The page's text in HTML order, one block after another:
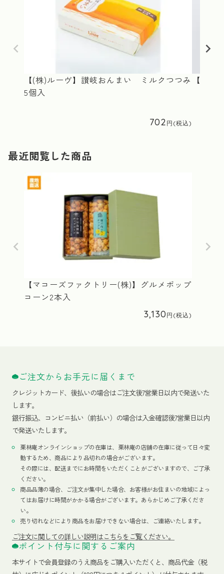
【(株)ルーヴ】讃岐おんまい ミルクつつみ
5個入
702
【(株)
最近閲覧した商品
【マコーズファクトリー(株)】グルメポップ
コーン2本入
3,130
ご注文からお手元に届くまで
クレジットカード、 後払いの場合はご注文後7営業日以内で発送いた
します。
銀行振込、コンビニ払い（前払い）の場合は入金確認後7営業日以内
で発送いたします。
栗林庵オンラインショップの在庫は、栗林庵の店舗の在庫に従って日々変
動するため、商品により品切れの場合がございます。
その際には、配送までにお時間をいただくことがございますので、ご了承
ください。
商品品薄の場合、ご注文が集中した場合、お客様がお住まいの地域によっ
てはお届けに時間がかかる場合がございます。あらかじめご了承くださ
い。
売り切れなどにより商品をお届けできない場合は、ご連絡いたします。
ご注文に関しての詳しい説明はこちらをご覧ください。
ポイント付与に関するご案内
本サイトで会員登録のうえ商品をご購入いただくと、商品代金（税